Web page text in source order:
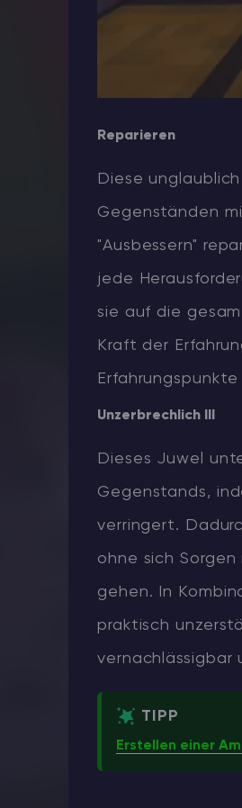
Reparieren
Diese
Gegenständen
"Ausbessern"
jede
sie auf die
Kraft der
Unzerbrechlich III
Dieses Juwel
Gegenstands,
verringert.
ohne sich
gehen. In
praktisch
vernachlässigbar
TIPP
Erstellen einer